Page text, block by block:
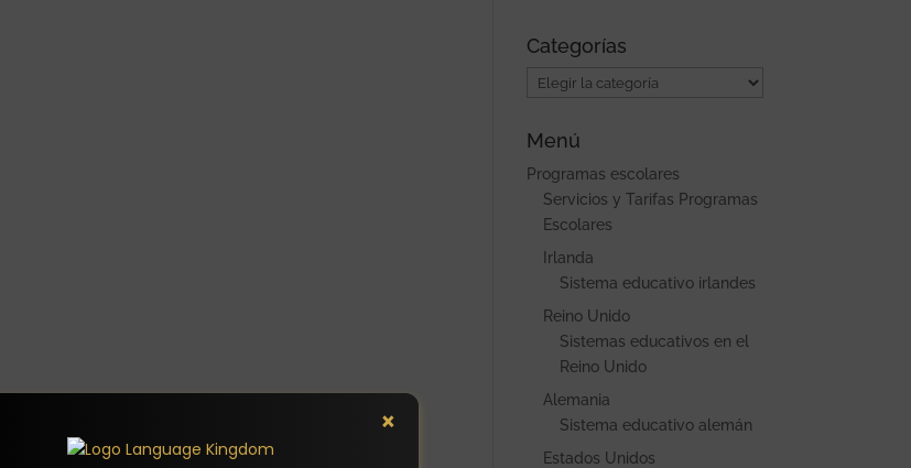
Categorías
Categorías
Menú
Programas escolares
Servicios y Tarifas Programas
Escolares
Irlanda
Sistema educativo irlandes
Reino Unido
Sistemas educativos en el
Reino Unido
Alemania
Sistema educativo alemán
Estados Unidos
×